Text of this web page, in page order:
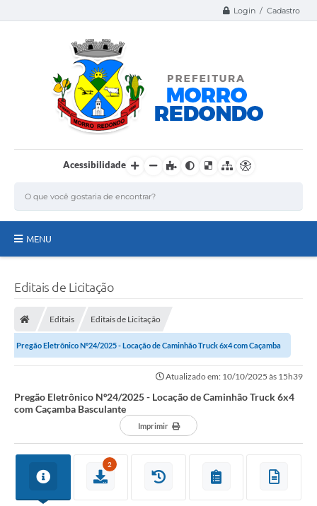
Login / Cadastro
Acessibilidade
MENU
Secretarias
Serviços Online
Editais de Licitação
Editais Editais de Licitação
Pregão Eletrônico Nº24/2025 - Locação de Caminhão Truck 6x4 com Caçamba
Atualizado em: 10/10/2025 às 15h39
Pregão Eletrônico Nº24/2025 - Locação de Caminhão Truck 6x4
com Caçamba Basculante
Imprimir
2